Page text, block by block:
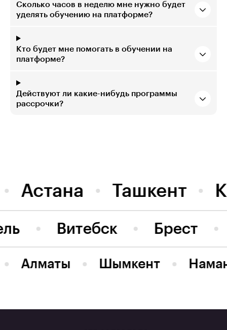
Сколько часов в неделю мне нужно будет
уделять обучению на платформе?
Кто будет мне помогать в обучении на
платформе?
Действуют ли какие-нибудь программы
рассрочки?
Астана Ташкент
Брест
Витебск
Алматы Шымкент